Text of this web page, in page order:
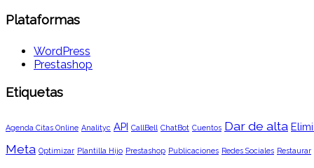
Plataformas
WordPress
Prestashop
Etiquetas
Agenda Citas Online Analityc API CallBell ChatBot Cuentos Dar de alta
Meta Optimizar Plantilla Hijo Prestashop Publicaciones Redes Sociales Restaurar